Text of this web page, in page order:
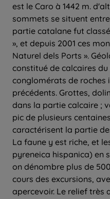
est le Caro à 1442 m.
sommets se situent entre
partie catalane fut
», et depuis 2001 ces
Naturel dels Ports ».
constitué de calcaires
conglomérats de roches
précédents. Grottes,
dans la partie calcaire ;
pic de plusieurs
caractérisent la partie
La faune y est riche, et
pyreneica hispanica) en
on dénombre plus de
cours des excursions,
apercevoir. Le relief très